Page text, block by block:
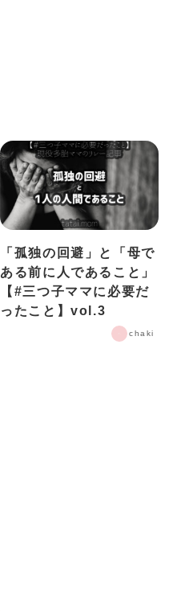
「孤独の回避」と「母で
ある前に人であること」
【#三つ子ママに必要だ
ったこと】vol.3
chaki